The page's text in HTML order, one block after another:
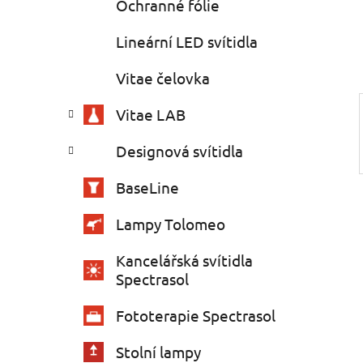
e
l
Ochranné fólie
Lineární LED svítidla
Vitae čelovka
Vitae LAB
Designová svítidla
BaseLine
Lampy Tolomeo
Kancelářská svítidla
Spectrasol
Fototerapie Spectrasol
Stolní lampy